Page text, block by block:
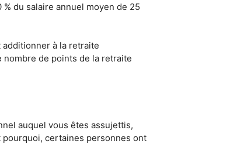
du salaire annuel moyen de 25
additionner à la retraite
de points de la retraite
auquel vous êtes assujettis,
pourquoi, certaines personnes ont